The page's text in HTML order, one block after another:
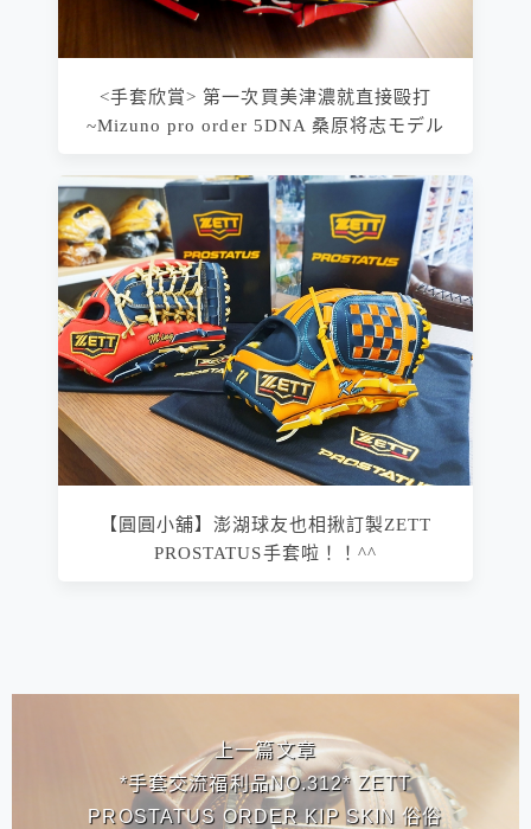
<手套欣賞> 第一次買美津濃就直接毆打
~Mizuno pro order 5DNA 桑原将志モデル
【圓圓小舖】澎湖球友也相揪訂製ZETT
PROSTATUS手套啦！！^^
上一篇文章
*手套交流福利品NO.312* ZETT
PROSTATUS ORDER KIP SKIN 俗俗